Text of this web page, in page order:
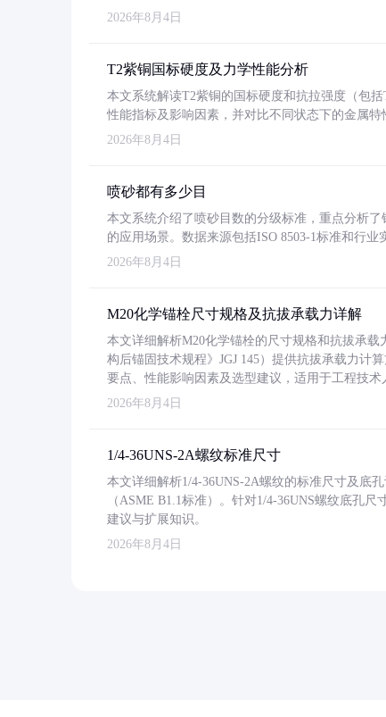
2026年8月4日
T2紫铜国标硬度及力学性能分析
本文系统解读T2紫铜的国标硬度和抗拉强度（包
性能指标及影响因素，并对比不同状态下的金属特
2026年8月4日
喷砂都有多少目
本文系统介绍了喷砂目数的分级标准，重点分析
的应用场景。数据来源包括ISO 8503-1标准和行
2026年8月4日
M20化学锚栓尺寸规格及抗拔承载力详解
本文详细解析M20化学锚栓的尺寸规格和抗拔承
构后锚固技术规程》JGJ 145）提供抗拔承载力计
要点、性能影响因素及选型建议，适用于工程技术
2026年8月4日
1/4-36UNS-2A螺纹标准尺寸
本文详细解析1/4-36UNS-2A螺纹的标准尺寸及底
（ASME B1.1标准）。针对1/4-36UNS螺纹底孔
建议与扩展知识。
2026年8月4日